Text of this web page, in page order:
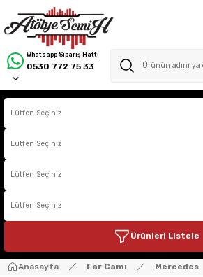
Whatsapp Sipariş Hattı
0530 772 75 33
Ürünleri Listele
Anasayfa Far Camı Mercedes